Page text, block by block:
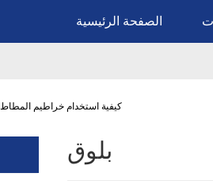
الصفحة الرئيسية
كيفية استخدام خراطيم
بلوق